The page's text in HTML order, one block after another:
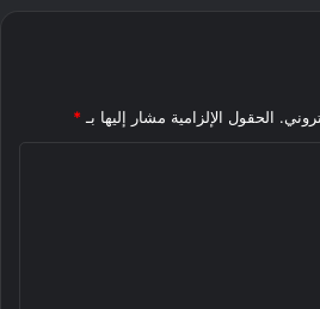
الحقول الإلزامية مشار إليها بـ *